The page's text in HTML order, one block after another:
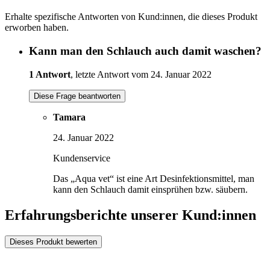
Erhalte spezifische Antworten von Kund:innen, die dieses Produkt
erworben haben.
Kann man den Schlauch auch damit waschen?
1 Antwort, letzte Antwort vom 24. Januar 2022
Diese Frage beantworten
Tamara
24. Januar 2022
Kundenservice
Das „Aqua vet“ ist eine Art Desinfektionsmittel, man
kann den Schlauch damit einsprühen bzw. säubern.
Erfahrungsberichte unserer Kund:innen
Dieses Produkt bewerten